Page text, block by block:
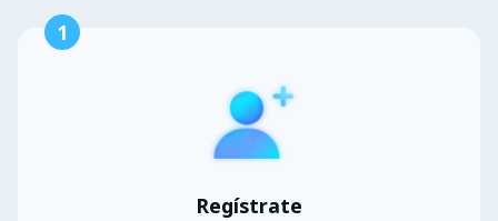
1
Regístrate